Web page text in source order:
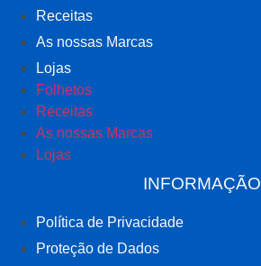
Receitas
As nossas Marcas
Lojas
Folhetos
Receitas
As nossas Marcas
Lojas
INFORMAÇÃO
Política de Privacidade
Proteção de Dados